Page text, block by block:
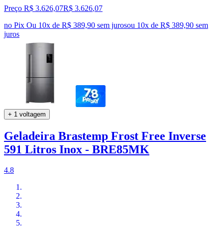
Preço R$ 3.626,07R$ 3.626,07
no Pix Ou 10x de R$ 389,90 sem jurosou 10x de R$ 389,90 sem
juros
+ 1 voltagem
Geladeira Brastemp Frost Free Inverse
591 Litros Inox - BRE85MK
4.8